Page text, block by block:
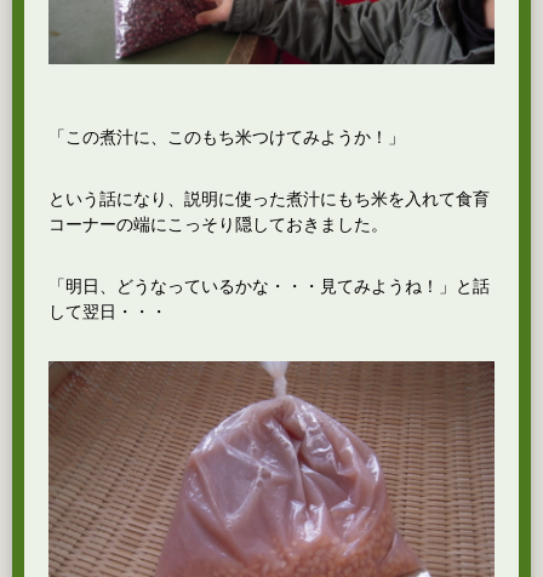
「この煮汁に、このもち米つけてみようか！」
という話になり、説明に使った煮汁にもち米を入れて食育
コーナーの端にこっそり隠しておきました。
「明日、どうなっているかな・・・見てみようね！」と話
して翌日・・・